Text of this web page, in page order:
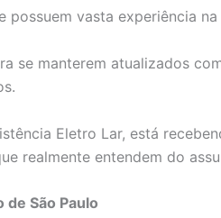
vasta experiência na
se manterem atualizados
Eletro Lar, está
realmente entendem do
São Paulo